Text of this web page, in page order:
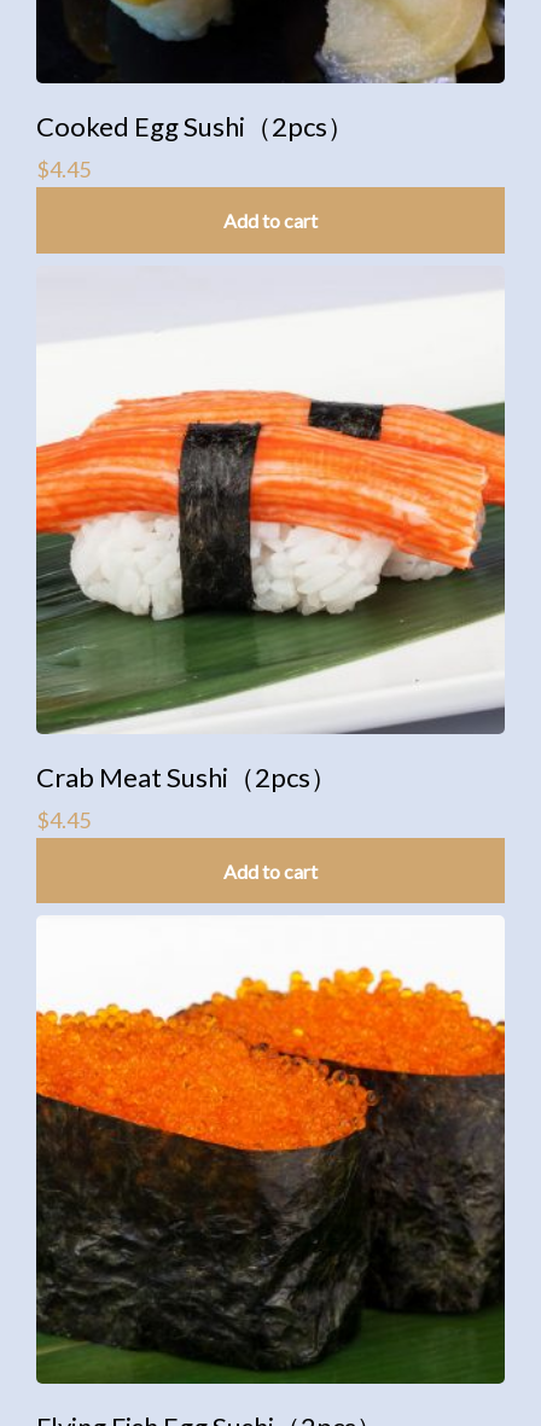
Cooked Egg Sushi（2pcs）
$4.45
Add to cart
Crab Meat Sushi（2pcs）
$4.45
Add to cart